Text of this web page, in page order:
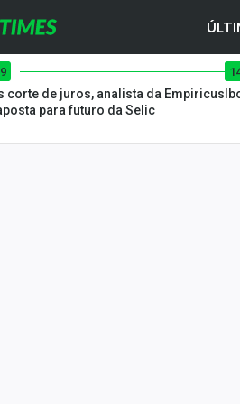
corte de juros, analista da Empiricus
para futuro da Selic